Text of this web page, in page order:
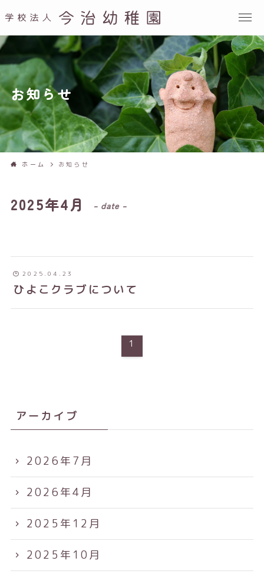
お知らせ
ホーム お知らせ
2025年4月 – date –
2025.04.23
ひよこクラブについて
1
アーカイブ
2026年7月
2026年4月
2025年12月
2025年10月